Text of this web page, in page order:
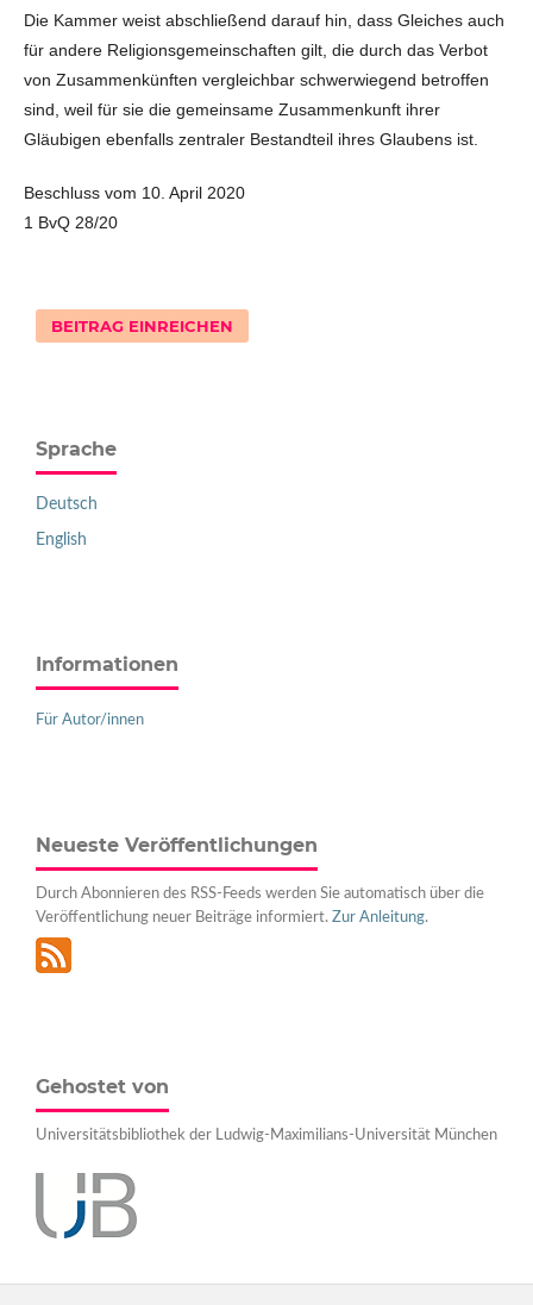
Die Kammer weist abschließend darauf hin, dass Gleiches auch
für andere Religionsgemeinschaften gilt, die durch das Verbot
von Zusammenkünften vergleichbar schwerwiegend betroffen
sind, weil für sie die gemeinsame Zusammenkunft ihrer
Gläubigen ebenfalls zentraler Bestandteil ihres Glaubens ist.
Beschluss vom 10. April 2020
1 BvQ 28/20
BEITRAG EINREICHEN
Sprache
Deutsch
English
Informationen
Für Autor/innen
Neueste Veröffentlichungen
Durch Abonnieren des RSS-Feeds werden Sie automatisch über die
Veröffentlichung neuer Beiträge informiert. Zur Anleitung.
Gehostet von
Universitätsbibliothek der Ludwig-Maximilians-Universität München